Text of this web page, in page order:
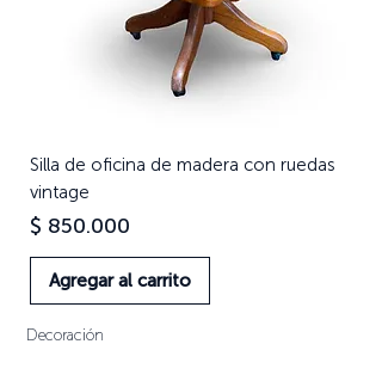
Silla de oficina de madera con ruedas
vintage
Precio
$ 850.000
Agregar al carrito
Decoración